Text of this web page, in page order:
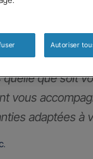
!
contrat
quelle que soit
vous
adaptées à
Autoriser